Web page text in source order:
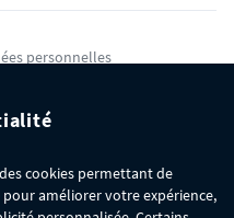
personnelles
cookies permettant de
améliorer votre expérience,